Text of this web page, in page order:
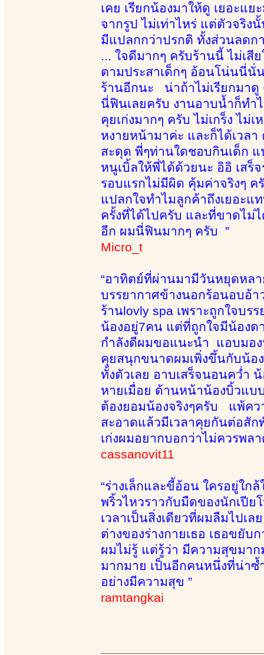
เคย เรียกน้องมาให้ดู เยอะแ
จากรูป ไม่เท่าไหร่ แต่ตัวจริ
มีแปลกกว่าปรกติ ทั้งส่วนลดก
... ใจดีมากๆ ครับร้านนี้ ไม่เสี
ตามประสาเด็กๆ อ้อนโน่นนี่
ร้านอีกนะ น่าถ้าไม่เรียกมาดู
นี่ฟินเลยครับ งานอาบน้ำก็ทำ
คุยเก่งมากๆ ครับ ไม่เกร็ง ไม่
หงายหน้ามาค่ะ และก็ได้เวล
สะดุด พี่ๆท่านใดชอบกินเด็ก แ
หนูเบิ้ลให้พี่ได้ด้วยนะ อิอิ เส
รอบแรกไม่มีผิด คุ้มค่าจริงๆ
แปลกใจทำไมลูกค้าถึงเยอะ
ครั้งที่ได้ไปครับ และที่ขาดไม่
อีก ผมนี่ฟินมากๆ ครับ ”
Micro_t
“อาทิตย์ที่ผ่านมามีวันหยุดหลา
บรรยากาศข้างนอกร้อนอบอ้า
ร้านlovly spa เพราะถูกใจบ
น้องอยู่7คน แต่ที่ถูกใจมีน้องด
กำลังดีผมขอแนะนำ แอบมอง
คุยสนุกขนาดผมเพิ่งขึ้นกับน้อ
ทั้งตัวเลย อาบเสร็จนอนคว่ำ
หายเมื่อย ด้านหน้าน้องบิ้วแบ
ต้องยอมน้องจริงๆครับ แพ้คว
สะอาดแล้วมีเวลาคุยกันต่อสั
เก่งผมอยากบอกว่าไม่ควรพลา
cassanovit11
“ร่างเล็กและขี้อ้อน ใครอยู่ใก
พริ้วไหวราวกับมืดของนักเปี
เวลาเป็นสิ่งเดียวที่ผมลืมไปเ
ต่างของร่างกายเธอ เธอขยับ
ผมไม่รู้ แต่รู้ว่า มีความสุขมา
มากมาย เป็นอีกคนหนึ่งที่น่า
อย่างมีความสุข ”
ramtangkai